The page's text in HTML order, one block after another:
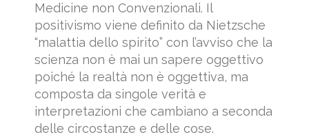
Medicine non Convenzionali. Il
positivismo viene definito da Nietzsche
“malattia dello spirito” con l’avviso che la
scienza non è mai un sapere oggettivo
poiché la realtà non è oggettiva, ma
composta da singole verità e
interpretazioni che cambiano a seconda
delle circostanze e delle cose.